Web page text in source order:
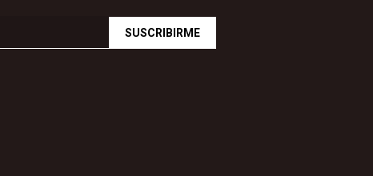
SUSCRIBIRME